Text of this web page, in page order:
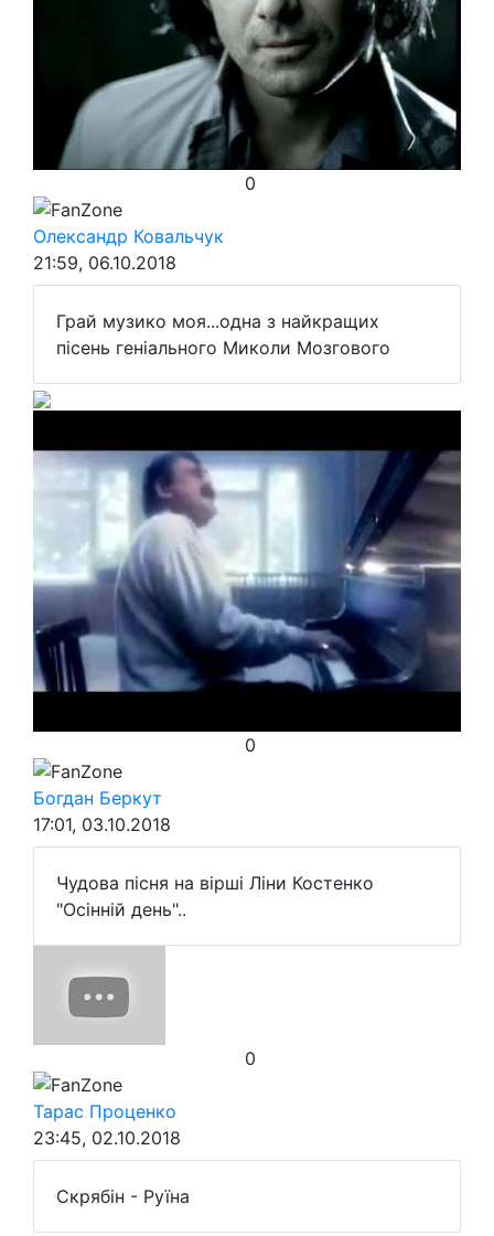
0
FanZone
Олександр Ковальчук
21:59, 06.10.2018
Грай музико моя...одна з найкращих
пісень геніального Миколи Мозгового
0
FanZone
Богдан Беркут
17:01, 03.10.2018
Чудова пісня на вірші Ліни Костенко
"Осінній день"..
0
FanZone
Тарас Проценко
23:45, 02.10.2018
Скрябін - Руїна